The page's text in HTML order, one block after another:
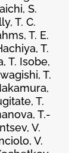
S.
T. C.
T. E.
T.
T. Isobe,
T.
T.
T.-
V.
V.